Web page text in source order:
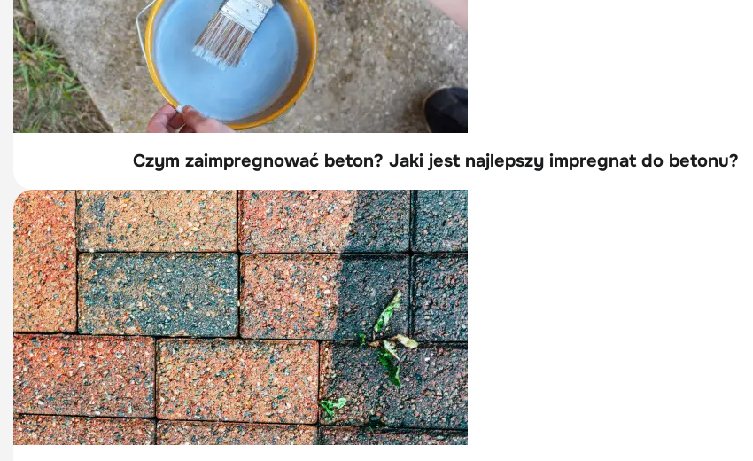
Czym zaimpregnować beton? Jaki jest najlepszy impregnat do betonu?